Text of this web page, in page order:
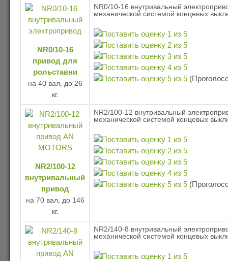
NR0/10-16
привод для
рольставни
на 40 вал, до 26
кг.
NR0/10-16 внутривальный
механической системой концевых
NR2/100-12
внутривальный
привод
на 70 вал, до 146
кг.
NR2/100-12 внутривальный
механической системой концевых
NR2/140-8 внутривальный
механической системой концевых